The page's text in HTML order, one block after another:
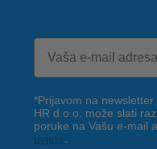
*Prijavom na
HR d.o.o. može slati
poruke na Vašu e-mail
.